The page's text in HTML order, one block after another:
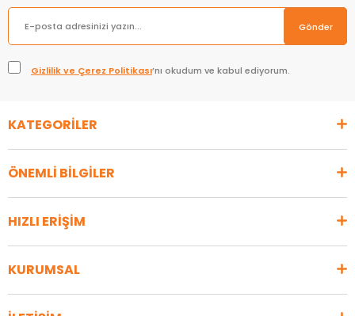
Gönder
Gizlilik ve Çerez Politikası’nı okudum ve kabul ediyorum.
KATEGORİLER
ÖNEMLİ BİLGİLER
HIZLI ERİŞİM
KURUMSAL